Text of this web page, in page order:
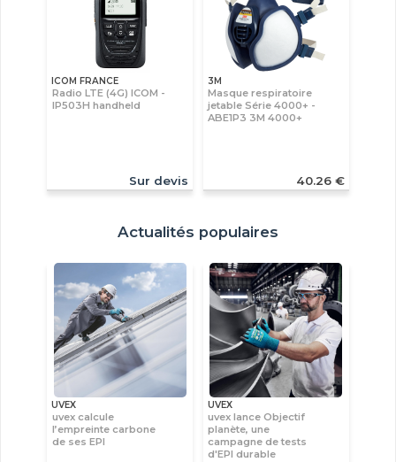
ICOM FRANCE
Radio LTE (4G) ICOM -
IP503H handheld
Sur devis
3M
Masque respiratoire
jetable Série 4000+ -
ABE1P3 3M 4000+
40.26 €
Actualités populaires
UVEX
uvex calcule
l’empreinte carbone
de ses EPI
UVEX
uvex lance Objectif
planète, une
campagne de tests
d'EPI durable